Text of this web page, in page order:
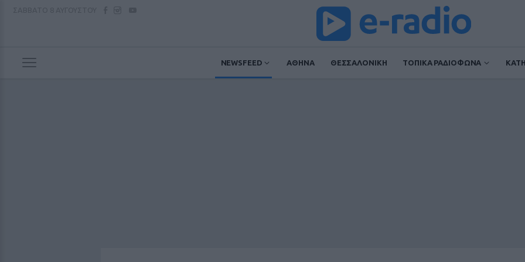
NEWSFEED ΑΘΗΝΑ ΘΕΣΣΑΛΟΝΙΚΗ ΤΟΠΙΚΑ ΡΑΔΙΟΦΩΝΑ